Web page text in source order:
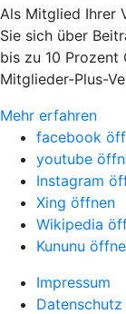
Als Mitglied Ihrer
Sie sich über
bis zu 10 Prozent
Mitglieder-Plus-
Mehr erfahren
facebook
youtube
Instagram
Xing öffnen
Wikipedia
Kununu
Impressum
Datenschutz